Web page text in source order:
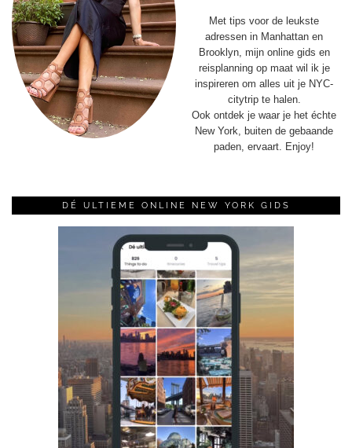
Met tips voor de leukste
adressen in Manhattan en
Brooklyn, mijn online gids en
reisplanning op maat wil ik je
inspireren om alles uit je NYC-
citytrip te halen.
Ook ontdek je waar je het échte
New York, buiten de gebaande
paden, ervaart. Enjoy!
DÉ ULTIEME ONLINE NEW YORK GIDS